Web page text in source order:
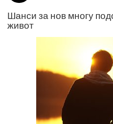
Шанси за нов многу
живот